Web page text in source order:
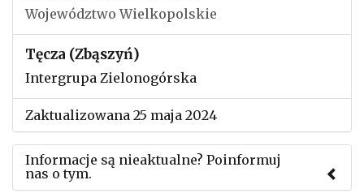
Województwo Wielkopolskie
Tęcza (Zbąszyń)
Intergrupa Zielonogórska
Zaktualizowana 25 maja 2024
Informacje są nieaktualne? Poinformuj
nas o tym.